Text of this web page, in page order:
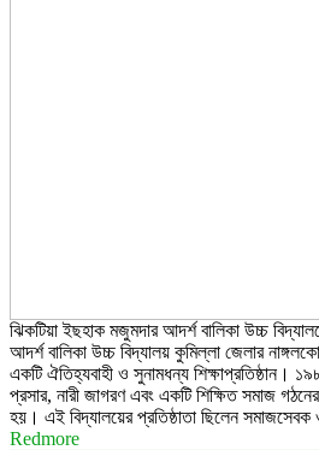
ঝিকটিয়া ইছহাক মজুমদার আদর্শ বালিকা উচ্চ
আদর্শ বালিকা উচ্চ বিদ্যালয় কুমিল্লা জেলার
একটি ঐতিহ্যবাহী ও সুনামধন্য শিক্ষাপ্রতিষ্ঠান।
প্রসার, নারী জাগরণ এবং একটি শিক্ষিত সমাজ গঠনের
হয়। এই বিদ্যালয়ের প্রতিষ্ঠাতা ছিলেন
Redmore